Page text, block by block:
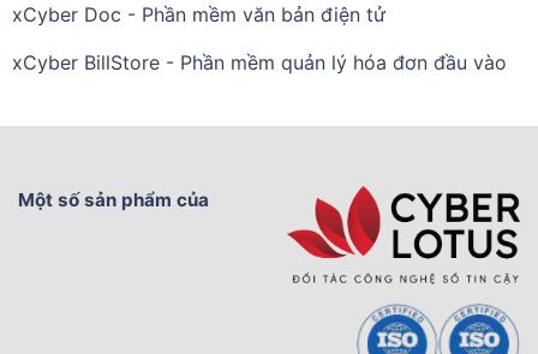
xCyber Doc - Phần mềm văn bản điện tử
xCyber BillStore - Phần mềm quản lý hóa đơn đầu vào
Một số sản phẩm của